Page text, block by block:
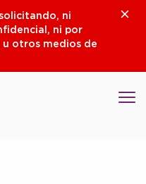
solicitando, ni
ni por
u otros medios de